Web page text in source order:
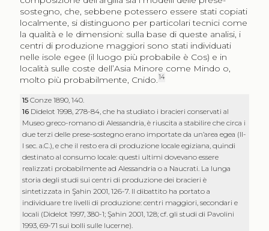
sostegno, che, sebbene potessero essere stati copiati
localmente, si distinguono per particolari tecnici come
la qualità e le dimensioni: sulla base di queste analisi, i
centri di produzione maggiori sono stati individuati
nelle isole egee (il luogo più probabile è Cos) e in
località sulle coste dell’Asia Minore come Mindo o,
molto più probabilmente, Cnido.14
15Conze 1890, 140.
16 Didelot 1998, 278-84, che ha studiato i bracieri conservati al
Museo greco-romano di Alessandria, è riuscita a stabilire che circa i
due terzi delle prese-sostegno erano importate da un’area egea (II-
I sec. a.C.), e che il resto era di produzione locale egiziana, quindi
destinato al consumo locale: questi ultimi dovevano essere
realizzati probabilmente ad Alessandria o a Naucrati. La lunga
storia degli studi sui centri di produzione dei bracieri è
sintetizzata in Şahin 2001, 126-7. Il dibattito ha portato a
individuare tre livelli di produzione: centri maggiori, secondari e
locali (Didelot 1997, 380-1; Şahin 2001, 128; cf. gli studi di Pavolini
1993, 69-71 sui bolli sulle lucerne).